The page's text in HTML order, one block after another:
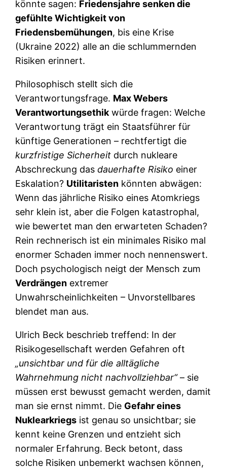
könnte sagen: Friedensjahre senken die
gefühlte Wichtigkeit von
Friedensbemühungen, bis eine Krise
(Ukraine 2022) alle an die schlummernden
Risiken erinnert.
Philosophisch stellt sich die
Verantwortungsfrage. Max Webers
Verantwortungsethik würde fragen: Welche
Verantwortung trägt ein Staatsführer für
künftige Generationen – rechtfertigt die
kurzfristige Sicherheit durch nukleare
Abschreckung dasdauerhafte Risiko einer
Eskalation? Utilitaristen könnten abwägen:
Wenn das jährliche Risiko eines Atomkriegs
sehr klein ist, aber die Folgen katastrophal,
wie bewertet man den erwarteten Schaden?
Rein rechnerisch ist ein minimales Risiko mal
enormer Schaden immer noch nennenswert.
Doch psychologisch neigt der Mensch zum
Verdrängen extremer
Unwahrscheinlichkeiten – Unvorstellbares
blendet man aus.
Ulrich Beck beschrieb treffend: In der
Risikogesellschaft werden Gefahren oft
„unsichtbar und für die alltägliche
Wahrnehmung nicht nachvollziehbar“– sie
müssen erst bewusst gemacht werden, damit
man sie ernst nimmt. Die Gefahr eines
Nuklearkriegs ist genau so unsichtbar; sie
kennt keine Grenzen und entzieht sich
normaler Erfahrung. Beck betont, dass
solche Risiken unbemerkt wachsen können,